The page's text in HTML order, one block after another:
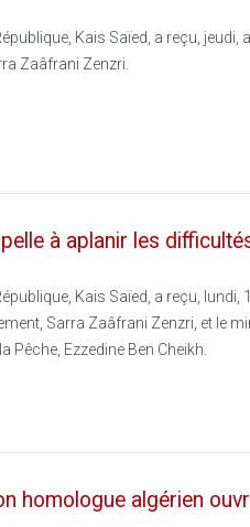
Kais Saïed, a reçu,
Zaâfrani Zenzri.
à aplanir les
Kais Saïed, a reçu,
Sarra Zaâfrani Zenzri, et le
Pêche, Ezzedine Ben Cheikh.
homologue algérien